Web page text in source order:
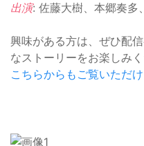
出演: 佐藤大樹、本郷奏多
興味がある方は、ぜひ配
なストーリーをお楽しみく
こちらからもご覧いただけ